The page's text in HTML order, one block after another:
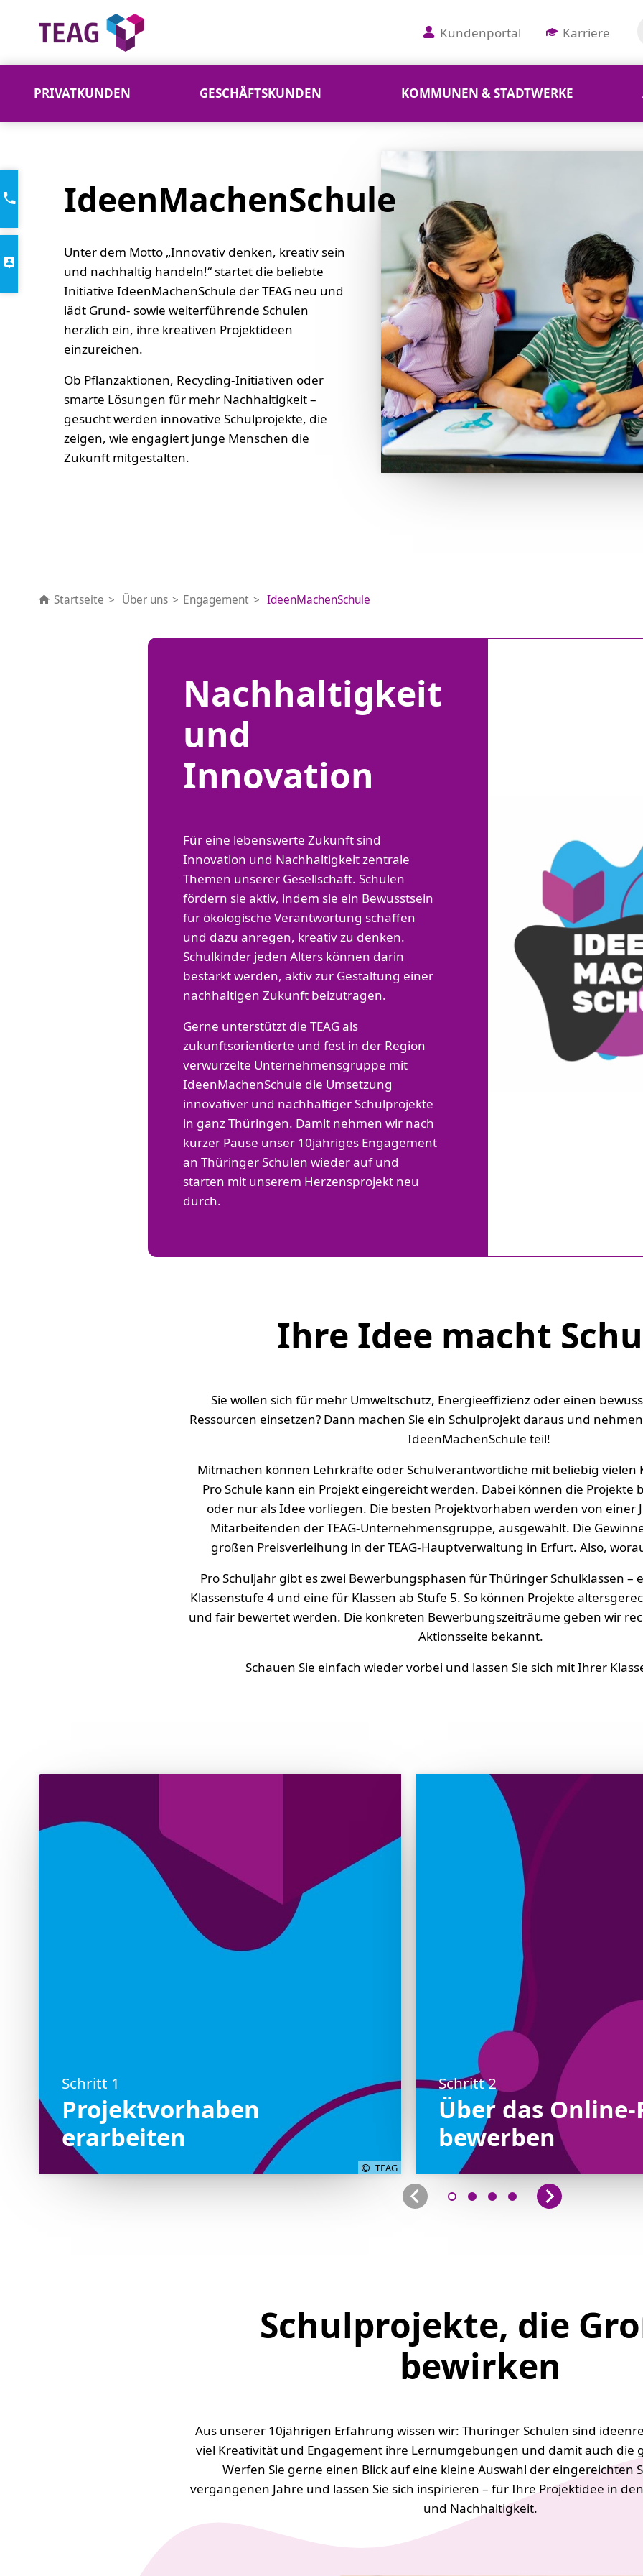
Kundenportal Karriere
PRIVATKUNDEN GESCHÄFTSKUNDEN KOMMUNEN & STADTWERKE
IdeenMachenSchule
IdeenMachenSchule
Unter dem Motto „Innovativ denken, kreativ sein
und nachhaltig handeln!“ startet die beliebte
Initiative IdeenMachenSchule der TEAG neu und
lädt Grund- sowie weiterführende Schulen
herzlich ein, ihre kreativen Projektideen
einzureichen.
Ob Pflanzaktionen, Recycling-Initiativen oder
smarte Lösungen für mehr Nachhaltigkeit –
gesucht werden innovative Schulprojekte, die
zeigen, wie engagiert junge Menschen die
Zukunft mitgestalten.
Startseite Über uns Engagement IdeenMachenSchule
Nachhaltigkeit
und
Innovation
Für eine lebenswerte Zukunft sind
Innovation und Nachhaltigkeit zentrale
Themen unserer Gesellschaft. Schulen
fördern sie aktiv, indem sie ein Bewusstsein
für ökologische Verantwortung schaffen
und dazu anregen, kreativ zu denken.
Schulkinder jeden Alters können darin
bestärkt werden, aktiv zur Gestaltung einer
nachhaltigen Zukunft beizutragen.
Gerne unterstützt die TEAG als
zukunftsorientierte und fest in der Region
verwurzelte Unternehmensgruppe mit
IdeenMachenSchule die Umsetzung
innovativer und nachhaltiger Schulprojekte
in ganz Thüringen. Damit nehmen wir nach
kurzer Pause unser 10jähriges Engagement
an Thüringer Schulen wieder auf und
starten mit unserem Herzensprojekt neu
durch.
Ihre Idee macht
Sie wollen sich für mehr Umweltschutz, Energieeffizienz oder einen
Ressourcen einsetzen? Dann machen Sie ein Schulprojekt daraus und
IdeenMachenSchule teil!
Mitmachen können Lehrkräfte oder Schulverantwortliche mit beliebig vielen
Pro Schule kann ein Projekt eingereicht werden. Dabei können die Projekte
oder nur als Idee vorliegen. Die besten Projektvorhaben werden von einer
Mitarbeitenden der TEAG-Unternehmensgruppe, ausgewählt. Die
großen Preisverleihung in der TEAG-Hauptverwaltung in Erfurt. Also,
Pro Schuljahr gibt es zwei Bewerbungsphasen für Thüringer Schulklassen –
Klassenstufe 4 und eine für Klassen ab Stufe 5. So können Projekte
und fair bewertet werden. Die konkreten Bewerbungszeiträume geben wir
Aktionsseite bekannt.
Schauen Sie einfach wieder vorbei und lassen Sie sich mit Ihrer
TEAG
Schritt 1
Projektvorhaben
erarbeiten
Schritt 2
Über das
bewerben
Schulprojekte, die
bewirken
Aus unserer 10jährigen Erfahrung wissen wir: Thüringer Schulen sind
viel Kreativität und Engagement ihre Lernumgebungen und damit auch die
Werfen Sie gerne einen Blick auf eine kleine Auswahl der eingereichten
vergangenen Jahre und lassen Sie sich inspirieren – für Ihre Projektidee in
und Nachhaltigkeit.